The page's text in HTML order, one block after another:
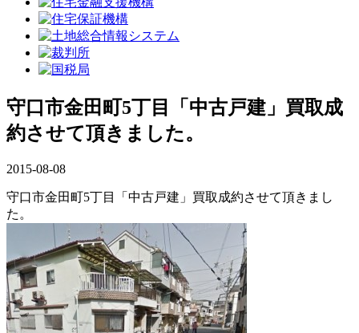
守口市金田町5丁目「中古戸建」買取成
約させて頂きました。
2015-08-08
守口市金田町5丁目「中古戸建」買取成約させて頂きまし
た。